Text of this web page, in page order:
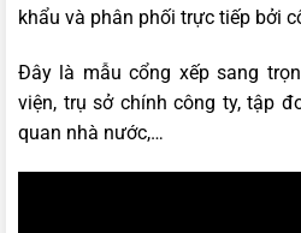
khẩu và phân phối trực tiếp bởi
Đây là mẫu cổng xếp sang
viện, trụ sở chính công ty, tập
quan nhà nước,…